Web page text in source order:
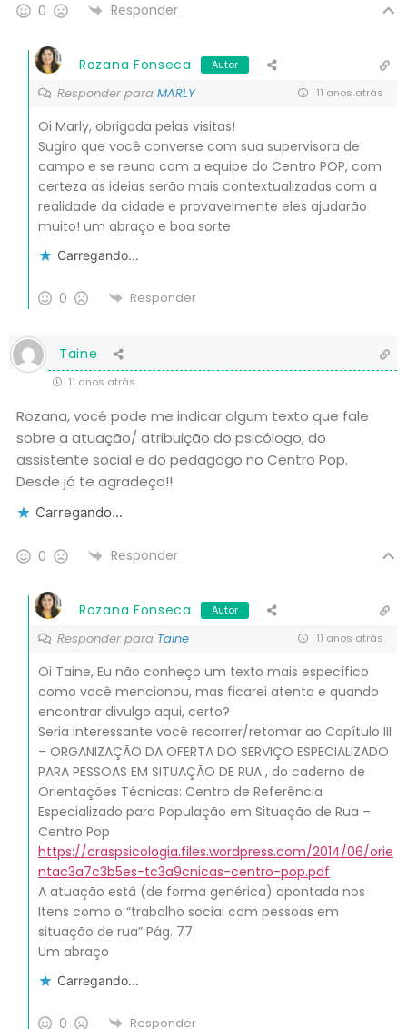
0 Responder
Rozana Fonseca Autor
Responder para MARLY 11 anos atrás
Oi Marly, obrigada pelas visitas!
Sugiro que você converse com sua supervisora de
campo e se reuna com a equipe do Centro POP, com
certeza as ideias serão mais contextualizadas com a
realidade da cidade e provavelmente eles ajudarão
muito! um abraço e boa sorte
Carregando...
0 Responder
Taine
11 anos atrás
Rozana, você pode me indicar algum texto que fale
sobre a atuação/ atribuição do psicólogo, do
assistente social e do pedagogo no Centro Pop.
Desde já te agradeço!!
Carregando...
0 Responder
Rozana Fonseca Autor
Responder para Taine 11 anos atrás
Oi Taine, Eu não conheço um texto mais específico
como você mencionou, mas ficarei atenta e quando
encontrar divulgo aqui, certo?
Seria interessante você recorrer/retomar ao Capítulo III
– ORGANIZAÇÃO DA OFERTA DO SERVIÇO ESPECIALIZADO
PARA PESSOAS EM SITUAÇÃO DE RUA , do caderno de
Orientações Técnicas: Centro de Referência
Especializado para População em Situação de Rua –
Centro Pop
https://craspsicologia.files.wordpress.com/2014/06/orie
ntac3a7c3b5es-tc3a9cnicas-centro-pop.pdf
A atuação está (de forma genérica) apontada nos
Itens como o “trabalho social com pessoas em
situação de rua” Pág. 77.
Um abraço
Carregando...
0 Responder